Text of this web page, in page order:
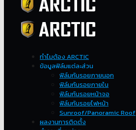
ทำไมต้อง ARCTIC
ข้อมูลฟิล์มแต่ละส่วน
ฟิล์มกันรอยภายนอก
ฟิล์มกันรอยภายใน
ฟิล์มกันรอยหน้าจอ
ฟิล์มกันรอยไฟหน้า
Sunroof/Panoramic Roof
ผลงานการติดตั้ง